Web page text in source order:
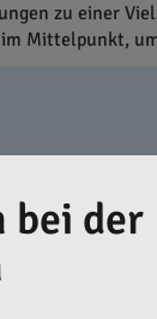
zu einer
Mittelpunkt,
bei der